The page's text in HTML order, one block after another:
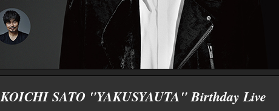
KOICHI SATO "YAKUSYAUTA" Birthday Live